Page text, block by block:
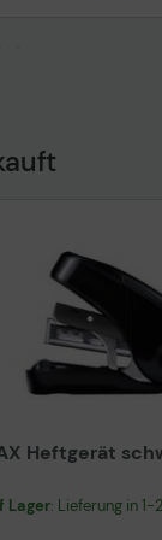
Heftgerät
Lager: Lieferung in